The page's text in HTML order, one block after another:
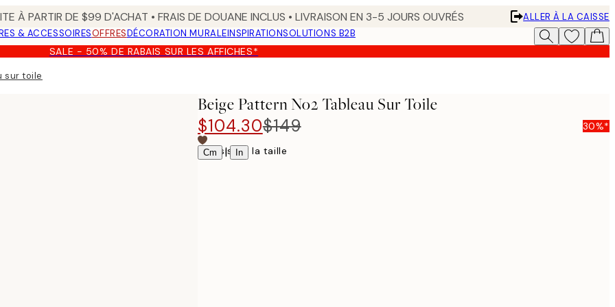
À PARTIR DE $99 D'ACHAT • FRAIS DE DOUANE INCLUS • LIVRAISON EN 3-5 JOURS OUVRÉS
ALLER À LA CAISSE
& ACCESSOIRESOFFRESDÉCORATION MURALEINSPIRATIONSOLUTIONS B2B
SALE - 50% DE RABAIS SUR LES AFFICHES*
sur toile
Beige Pattern No2 Tableau Sur Toile
$104.30$149 30%*
Cm | In
Choisissez la taille